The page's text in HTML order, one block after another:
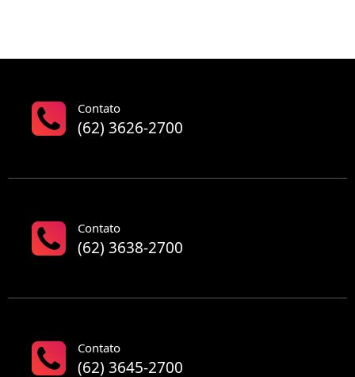
Contato
(62) 3626-2700
Contato
(62) 3638-2700
Contato
(62) 3645-2700